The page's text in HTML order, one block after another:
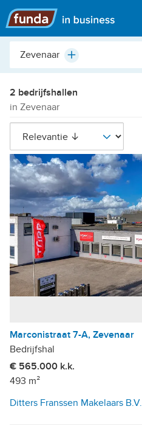
Hoofdmenu
Plaats,
etc.
Plus
2 bedrijfshallen
in Zevenaar
Marconistraat 7-A, Zevenaar
Bedrijfshal
€ 565.000 k.k.
493 m²
Ditters Franssen Makelaars B.V.